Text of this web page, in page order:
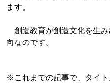
ます。
創造教育が創造文化を生み
向なのです。
※これまでの記事で、タイ